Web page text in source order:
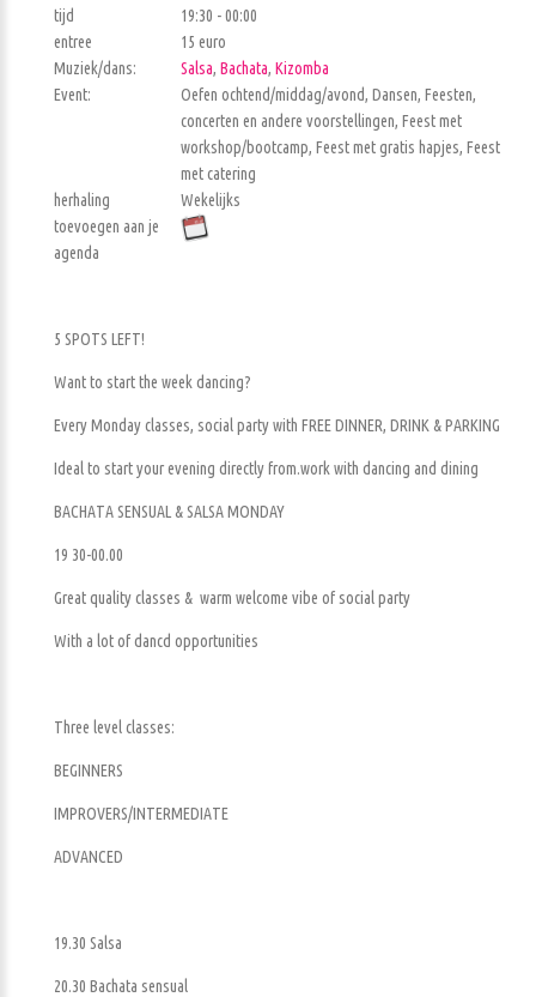
tijd
19:30 - 00:00
entree
15 euro
Muziek/dans:
Salsa, Bachata, Kizomba
Event:
Oefen ochtend/middag/avond, Dansen, Feesten,
concerten en andere voorstellingen, Feest met
workshop/bootcamp, Feest met gratis hapjes, Feest
met catering
herhaling
Wekelijks
toevoegen aan je
agenda
5 SPOTS LEFT!
Want to start the week dancing?
Every Monday classes, social party with FREE DINNER, DRINK & PARKING
Ideal to start your evening directly from.work with dancing and dining
BACHATA SENSUAL & SALSA MONDAY
19 30-00.00
Great quality classes & warm welcome vibe of social party
With a lot of dancd opportunities
Three level classes:
BEGINNERS
IMPROVERS/INTERMEDIATE
ADVANCED
19.30 Salsa
20.30 Bachata sensual